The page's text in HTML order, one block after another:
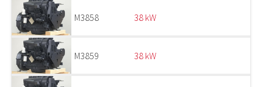
M3858 38 kW
M3859 38 kW